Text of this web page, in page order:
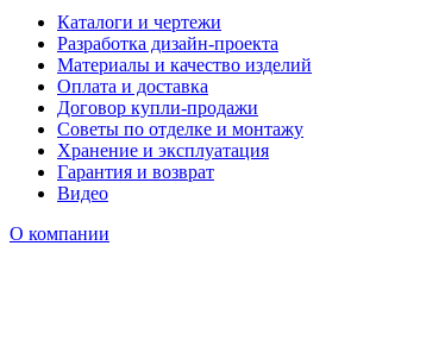
Каталоги и чертежи
Разработка дизайн-проекта
Материалы и качество изделий
Оплата и доставка
Договор купли-продажи
Советы по отделке и монтажу
Хранение и эксплуатация
Гарантия и возврат
Видео
О компании